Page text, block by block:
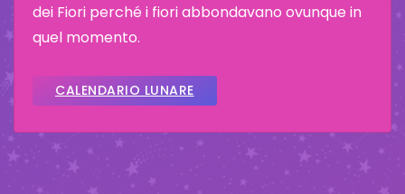
dei Fiori perché i fiori abbondavano ovunque in
quel momento.
CALENDARIO LUNARE